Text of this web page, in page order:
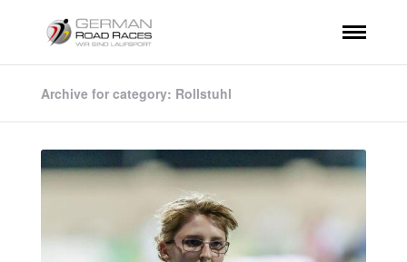
Archive for category: Rollstuhl